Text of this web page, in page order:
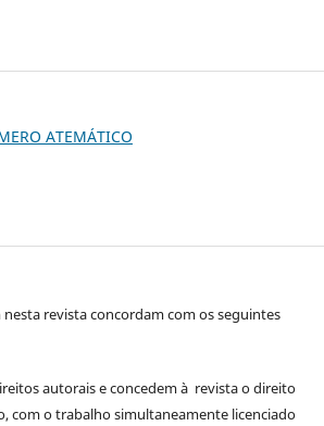
ATEMÁTICO
revista concordam com os seguintes
autorais e concedem à revista o direito
com o trabalho simultaneamente licenciado